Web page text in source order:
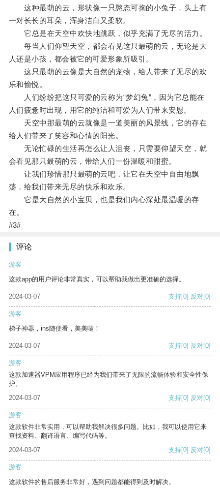
这种最萌的云，形状像一只憨态可掬的小兔子，头上有
一对长长的耳朵，浑身洁白又柔软。
它总是在天空中欢快地跳跃，似乎充满了无尽的活力。
每当人们仰望天空，都会看见这只最萌的云，无论是大
人还是小孩，都会被它的可爱形象所吸引。
这只最萌的云像是大自然的宠物，给人带来了无尽的欢
乐和愉悦。
人们纷纷把这只可爱的云称为“梦幻兔”，因为它总能在
人们疲惫时出现，用它的纯洁和可爱为人们带来安慰。
天空中那最萌的云就像是一道美丽的风景线，它的存在
给人们带来了笑容和心情的阳光。
无论忙碌的生活再怎么让人沮丧，只需要仰望天空，就
会看见那只最萌的云，带给人们一份温暖和甜蜜。
让我们珍惜那只最萌的云吧，让它在天空中自由地飘
荡，给我们带来无尽的快乐和欢乐。
它是大自然的小宝贝，也是我们内心深处最温暖的存
在。
#3#
评论
游客
这款app的用户评论非常真实，可以帮助我做出更准确的选择。
2024-03-07 支持[0] 反对[0]
游客
梯子神器，ins随便看，美美哒！
2024-03-07 支持[0] 反对[0]
游客
这款加速器VPM应用程序已经为我们带来了无限的流畅体验和安全性保
护。
2024-03-07
支持[0] 反对[0]
游客
这款软件非常实用，可以帮助我解决很多问题。比如，我可以使用它来
查找资料、翻译语言、编写代码等。
2024-03-07
支持[0] 反对[0]
游客
这款软件的售后服务非常好，遇到问题都能得到及时解决。